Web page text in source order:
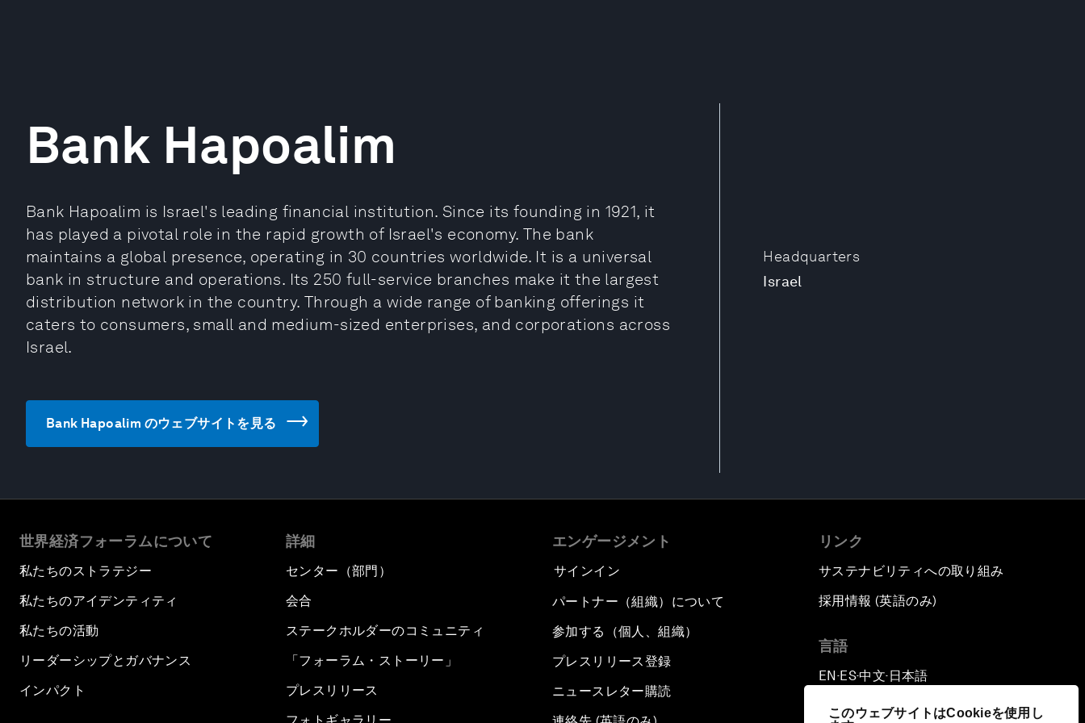
このウェブサイトはCookieを使用し
Headquarters
Israel
Bank Hapoalim
Bank Hapoalim is Israel's leading financial institution. Since its founding in 1921, it
has played a pivotal role in the rapid growth of Israel's economy. The bank
maintains a global presence, operating in 30 countries worldwide. It is a universal
bank in structure and operations. Its 250 full-service branches make it the largest
distribution network in the country. Through a wide range of banking offerings it
caters to consumers, small and medium-sized enterprises, and corporations across
Israel.
Bank Hapoalim のウェブサイトを見る
世界経済フォーラムについて
私たちのストラテジー
私たちのアイデンティティ
私たちの活動
リーダーシップとガバナンス
インパクト
詳細
センター（部門）
会合
ステークホルダーのコミュニティ
「フォーラム・ストーリー」
プレスリリース
エンゲージメント
サインイン
パートナー（組織）について
参加する（個人、組織）
プレスリリース登録
ニュースレター購読
リンク
サステナビリティへの取り組み
採用情報 (英語のみ)
言語
EN ▪ES▪中文▪ 日本語